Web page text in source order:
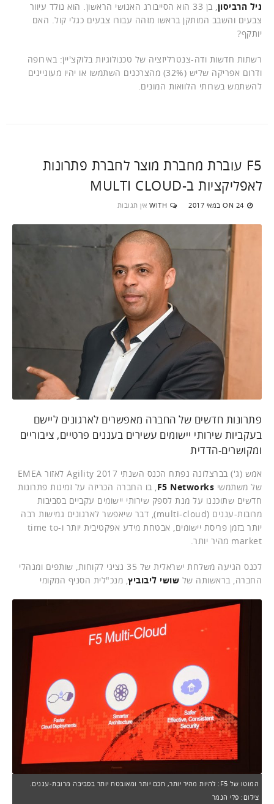
ניל הרביסון
, בן 33 הוא הסייבורג האנושי הראשון. הוא נולד עיוור
צבעים והשבב המותקן בראשו מזהה עבורו צבעים כגלי קול. האם
יותקף?
רשתות חדשות ודה-צנטרליזציה של טכנולוגיות בלוקצ'יין: באירופה
ודרום אפריקה שליש (32%) מהצרכנים השתמשו או יהיו מעוניינים
להשתמש בשרותי הלוואות המונים.
F5 עוברת מחברת מוצר לחברת פתרונות
לאפליקציות ב-MULTI CLOUD
ON 24 במאי 2017 WITH אין תגובות
פתרונות חדשים של החברה מאפשרים לארגונים ליישם
בעקביות שירותי יישומים עשירים בעננים פרטיים, ציבוריים
ומקושרים-הדדית
אמש (ג') בברצלונה נפתח הכנס השנתי Agility 2017 לאזור EMEA
של משתמשי F5 Networks , בו החברה הכריזה על זמינות פתרונות
חדשים שתוכננו על מנת לספק שירותי יישומים עקביים בסביבות
מרובות-עננים (multi-cloud), דבר שיאפשר לארגונים גמישות רבה
יותר בזמן פריסת יישומים, אבטחת מידע אפקטיבית יותר ו-time to
market מהיר יותר.
לכנס הגיעה משלחת ישראלית של 35 נציגי לקוחות, שותפים ומנהלי
החברה, בראשותה של שושי ליבוביץ , מנכ"לית הסניף המקומי
המוטו של F5: להיות מהיר יותר, חכם יותר ומאובטח יותר בסביבה מרובת-עננים.
צילום: פלי הנמר